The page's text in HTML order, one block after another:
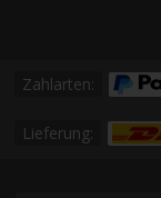
Zahlarten:
Lieferung: